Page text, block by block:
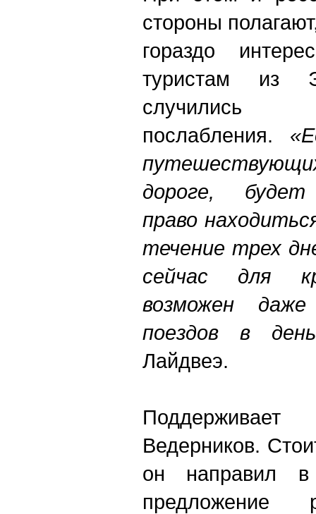
стороны
гораздо
туристам из
послабления.
дороге, будет
право
течение трех
сейчас для
возможен даже
поездов в день
Лайдвеэ.
Ведерников.
он направил в
предложение